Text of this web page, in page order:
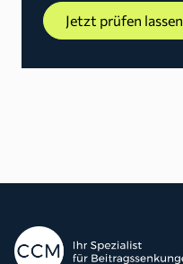
Jetzt prüfen lassen